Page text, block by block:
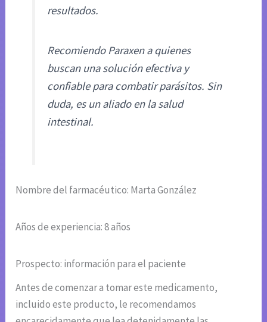
resultados.
Recomiendo Paraxen a quienes
buscan una solución efectiva y
confiable para combatir parásitos. Sin
duda, es un aliado en la salud
intestinal.
Nombre del farmacéutico: Marta González
Años de experiencia: 8 años
Prospecto: información para el paciente
Antes de comenzar a tomar este medicamento,
incluido este producto, le recomendamos